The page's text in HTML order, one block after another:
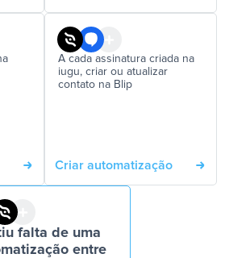
A cada assinatura criada na
iugu, criar ou atualizar
contato na Blip
Criar automatização
falta de uma
entre